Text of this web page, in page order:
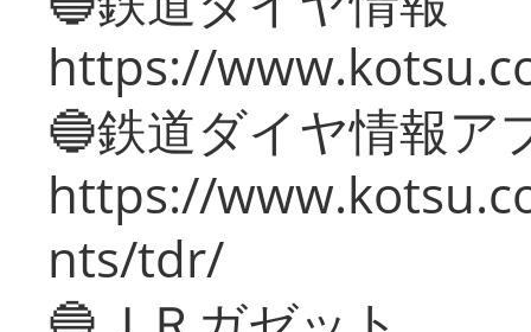
https://
🔵鉄道ダイヤ情報ア
https://
nts/tdr/